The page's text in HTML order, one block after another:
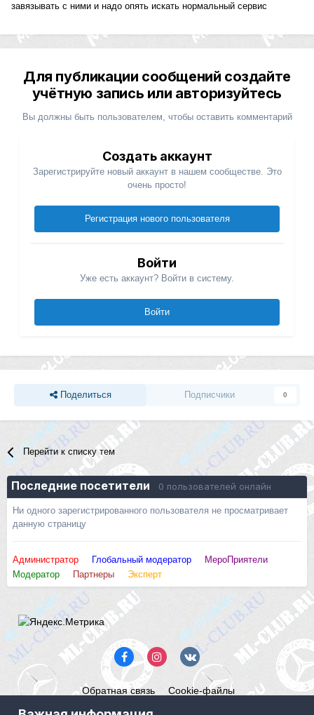
завязывать с ними и надо опять искать нормальный сервис
Для публикации сообщений создайте
учётную запись или авторизуйтесь
Вы должны быть пользователем, чтобы оставить комментарий
Создать аккаунт
Зарегистрируйте новый аккаунт в нашем сообществе. Это
очень просто!
Регистрация нового пользователя
Войти
Уже есть аккаунт? Войти в систему.
Войти
Поделиться Подписчики 0
Перейти к списку тем
Последние посетители 0 пользователей онлайн
Ни одного зарегистрированного пользователя не просматривает
данную страницу
Администратор Глобальный модератор
МероПриятели
Модератор
Партнеры Эксперт
Обратная связь Cookie-файлы